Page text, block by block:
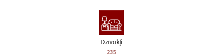
Dzīvokļi
235